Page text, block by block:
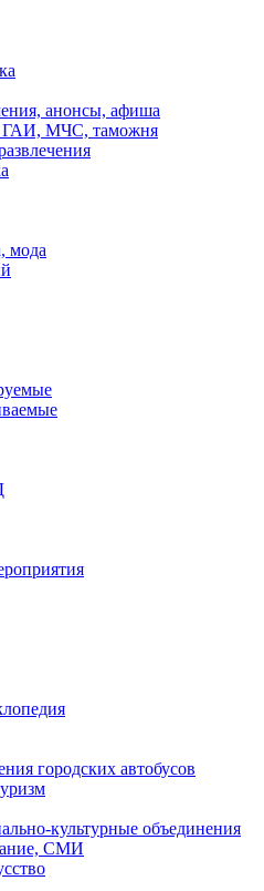
анонсы, афиша
МЧС, таможня
мода
городских автобусов
культурные объединения
СМИ